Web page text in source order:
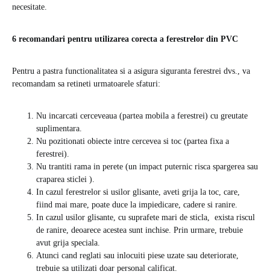
necesitate.
6 recomandari pentru utilizarea corecta a ferestrelor din PVC
Pentru a pastra functionalitatea si a asigura siguranta ferestrei dvs., va
recomandam sa retineti urmatoarele sfaturi:
Nu incarcati cerceveaua (partea mobila a ferestrei) cu greutate
suplimentara.
Nu pozitionati obiecte intre cercevea si toc (partea fixa ​​a
ferestrei).
Nu trantiti rama in perete (un impact puternic risca spargerea sau
craparea sticlei ).
In cazul ferestrelor si usilor glisante, aveti grija la toc, care,
fiind mai mare, poate duce la impiedicare, cadere si ranire.
In cazul usilor glisante, cu suprafete mari de sticla, exista riscul
de ranire, deoarece acestea sunt inchise. Prin urmare, trebuie
avut grija speciala.
Atunci cand reglati sau inlocuiti piese uzate sau deteriorate,
trebuie sa utilizati doar personal calificat.